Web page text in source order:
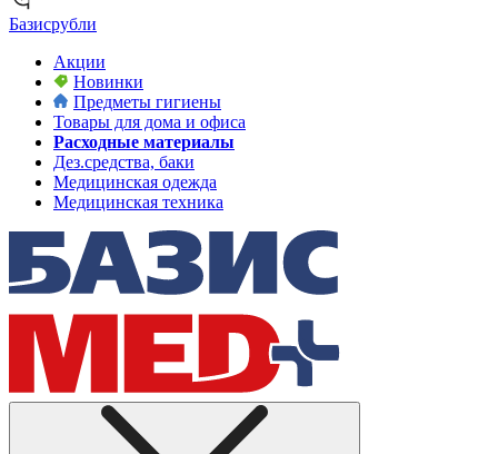
Базисрубли
Акции
Новинки
Предметы гигиены
Товары для дома и офиса
Расходные материалы
Дез.средства, баки
Медицинская одежда
Медицинская техника